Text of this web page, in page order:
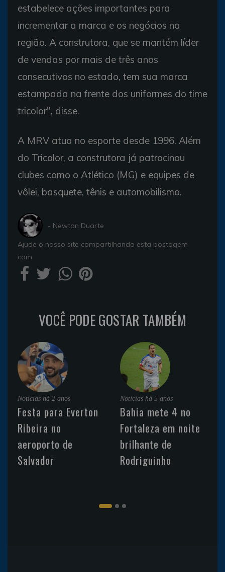
estabelece ações importantes para
incrementar a marca e os negócios na
região. A construtora, que se mantém líder
de vendas por mais de três anos
consecutivos no estado, tem sua marca
estampada na frente dos uniformes do time
tricolor", disse.
A MRV atua no esporte desde 1996. Além
do Tricolor, a construtora já patrocinou
clubes como o Atlético (MG) e equipes de
vôlei, basquete, tênis e automobilismo.
- Newton Duarte
Ajude o nosso site compartilhando esta postagem
com
VOCÊ PODE GOSTAR TAMBÉM
Noticias há 2 anos
Festa para Everton
Ribeira no
aeroporto de
Salvador
Noticias há 5 anos
Bahia mete 4 no
Fortaleza em noite
brilhante de
Rodriguinho